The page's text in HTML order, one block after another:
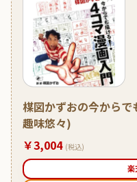
楳図かずおの今から
趣味悠々)
￥3,004 (税込)
楽